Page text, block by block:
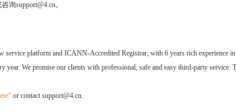
询support@4.cn。
service platform and ICANN-Accredited Registrar, with 6 years rich experience
year. We promise our clients with professional, safe and easy third-party service.
or contact support@4.cn.